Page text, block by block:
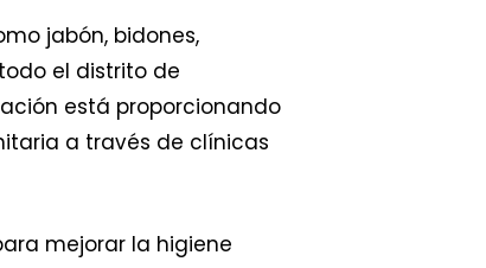
jabón, bidones,
el distrito de
está proporcionando
a través de clínicas
mejorar la higiene